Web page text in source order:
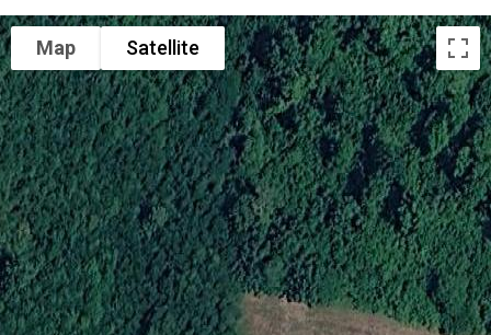
Map Satellite